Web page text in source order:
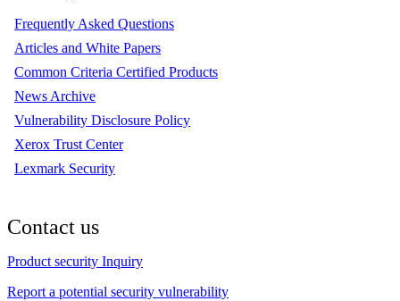
Frequently Asked Questions
Articles and White Papers
Common Criteria Certified Products
News Archive
Vulnerability Disclosure Policy
Xerox Trust Center
Lexmark Security
Contact us
Product security Inquiry
Report a potential security vulnerability